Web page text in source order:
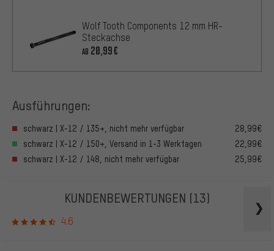
Wolf Tooth Components 12 mm HR-
Steckachse
AB 20,99€
Ausführungen:
schwarz | X-12 / 135+, nicht mehr verfügbar
28,99€
schwarz | X-12 / 150+, Versand in 1-3 Werktagen
22,99€
schwarz | X-12 / 148, nicht mehr verfügbar
25,99€
KUNDENBEWERTUNGEN (13)
4.6